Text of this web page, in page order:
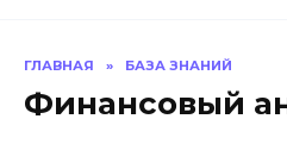
ГЛАВНАЯ » БАЗА ЗНАНИЙ
Финансовый